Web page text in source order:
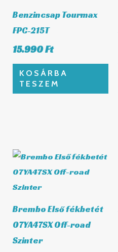
Benzincsap Tourmax
FPC-215T
15.990Ft
KOSÁRBA
TESZEM
Brembo Első fékbetét
07YA47SX Off-road
Szinter